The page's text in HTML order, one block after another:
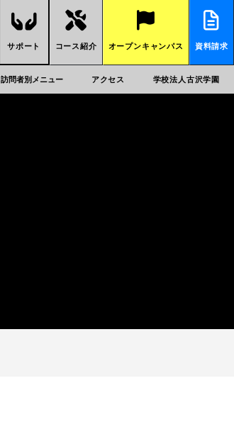
サポート コース紹介 オープンキャンパス 資料請求
訪問者別メニュー アクセス 学校法人古沢学園